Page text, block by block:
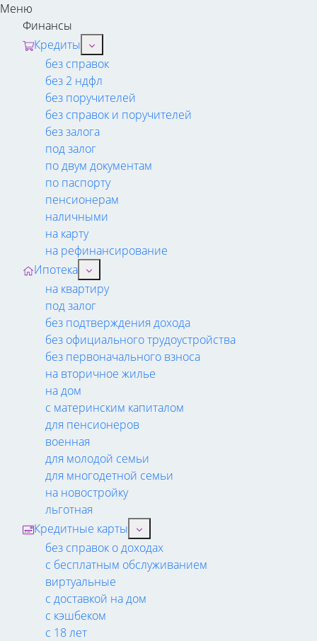
Меню
Финансы
Кредиты
без справок
без 2 ндфл
без поручителей
без справок и поручителей
без залога
под залог
по двум документам
по паспорту
пенсионерам
наличными
на карту
на рефинансирование
Ипотека
на квартиру
под залог
без подтверждения дохода
без официального трудоустройства
без первоначального взноса
на вторичное жилье
на дом
с материнским капиталом
для пенсионеров
военная
для молодой семьи
для многодетной семьи
на новостройку
льготная
Кредитные карты
без справок о доходах
с бесплатным обслуживанием
виртуальные
с доставкой на дом
с кэшбеком
с 18 лет